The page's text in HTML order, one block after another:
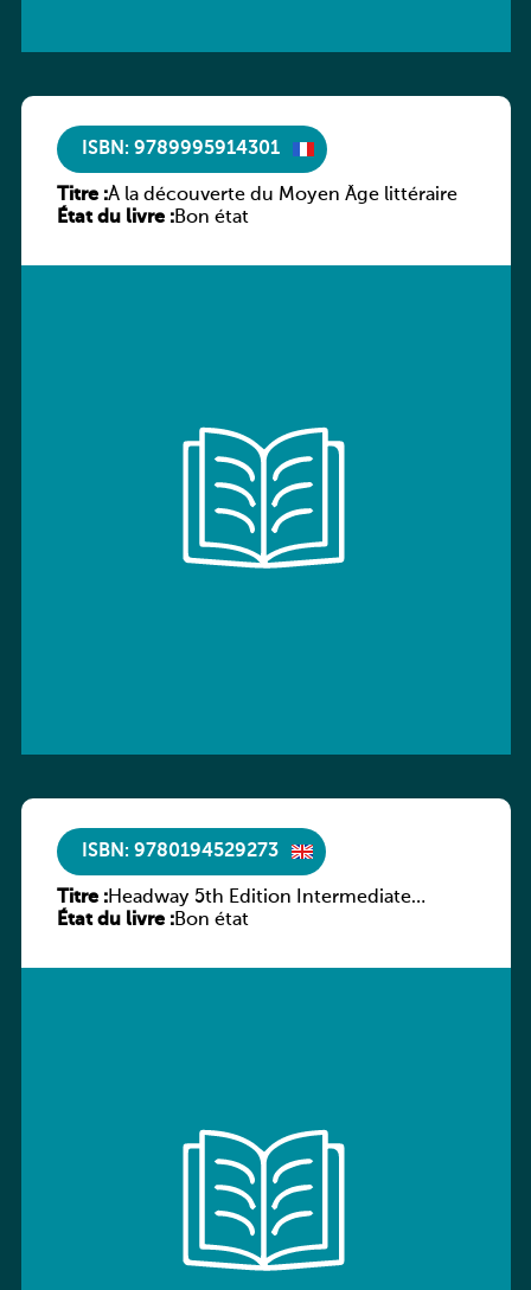
ISBN: 9789995914301
Titre :À la découverte du Moyen Âge littéraire
État du livre :Bon état
ISBN: 9780194529273
Titre :Headway 5th Edition Intermediate
Culture and Literature Companion
État du livre :Bon état